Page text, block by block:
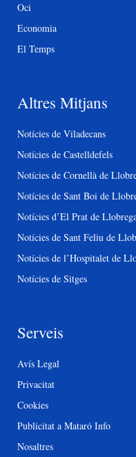
Oci
Economia
El Temps
Altres Mitjans
Notícies de Viladecans
Notícies de Castelldefels
Notícies de Cornellà de
Notícies de Sant Boi de
Notícies d’El Prat de
Notícies de Sant Feliu de
Notícies de l’Hospitalet de
Notícies de Sitges
Serveis
Avís Legal
Privacitat
Cookies
Publicitat a Mataró Info
Nosaltres